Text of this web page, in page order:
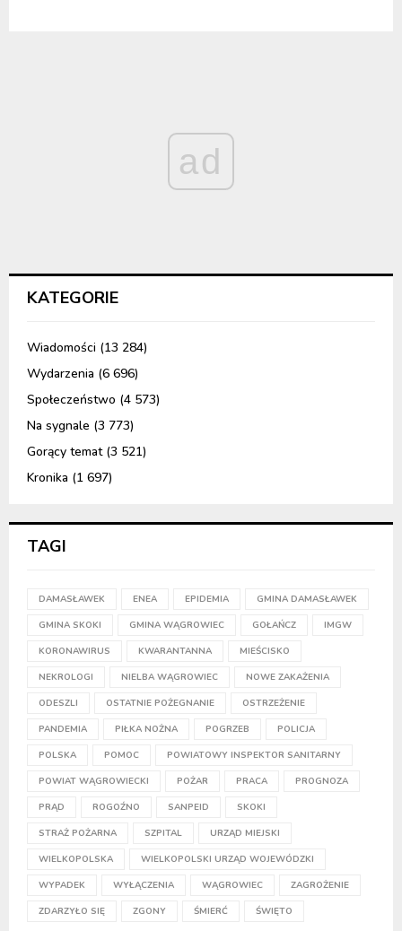
ad
KATEGORIE
Wiadomości (13 284)
Wydarzenia (6 696)
Społeczeństwo (4 573)
Na sygnale (3 773)
Gorący temat(3 521)
Kronika (1 697)
TAGI
DAMASŁAWEK ENEA EPIDEMIA GMINA DAMASŁAWEK
GMINA SKOKI GMINA WĄGROWIEC GOŁAŃCZ IMGW
KORONAWIRUS KWARANTANNA MIEŚCISKO
NEKROLOGI NIELBA WĄGROWIEC NOWE ZAKAŻENIA
ODESZLI OSTATNIE POŻEGNANIE OSTRZEŻENIE
PANDEMIA PIŁKA NOŻNA POGRZEB POLICJA
POLSKA POMOC POWIATOWY INSPEKTOR SANITARNY
POWIAT WĄGROWIECKI POŻAR PRACA PROGNOZA
PRĄD ROGOŹNO SANPEID SKOKI
STRAŻ POŻARNA SZPITAL URZĄD MIEJSKI
WIELKOPOLSKA WIELKOPOLSKI URZĄD WOJEWÓDZKI
WYPADEK WYŁĄCZENIA WĄGROWIEC ZAGROŻENIE
ZDARZYŁO SIĘ ZGONY ŚMIERĆ ŚWIĘTO